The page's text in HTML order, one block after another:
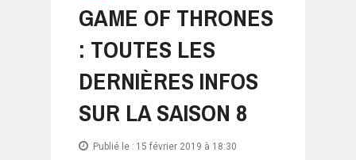
GAME OF THRONES
: TOUTES LES
DERNIÈRES INFOS
SUR LA SAISON 8
Publié le : 15 février 2019 à 18:30